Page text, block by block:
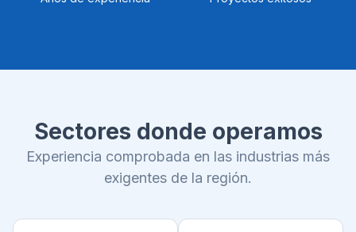
Sectores donde operamos
Experiencia comprobada en las industrias más
exigentes de la región.